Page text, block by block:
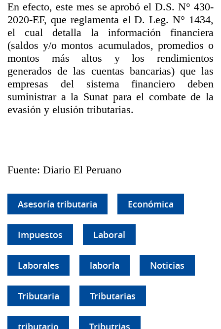
En efecto, este mes se aprobó el D.S. N° 430-
2020-EF, que reglamenta el D. Leg. N° 1434,
el cual detalla la información financiera
(saldos y/o montos acumulados, promedios o
montos más altos y los rendimientos
generados de las cuentas bancarias) que las
empresas del sistema financiero deben
suministrar a la Sunat para el combate de la
evasión y elusión tributarias.
Fuente: Diario El Peruano
Asesoría tributaria Económica
Impuestos Laboral
Laborales laborla Noticias
Tributaria Tributarias
tributario Tributrias